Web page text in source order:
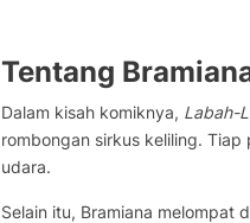
Tentang
Dalam kisah komiknya, Labah-
rombongan sirkus keliling.
udara.
Selain itu, Bramiana melompat